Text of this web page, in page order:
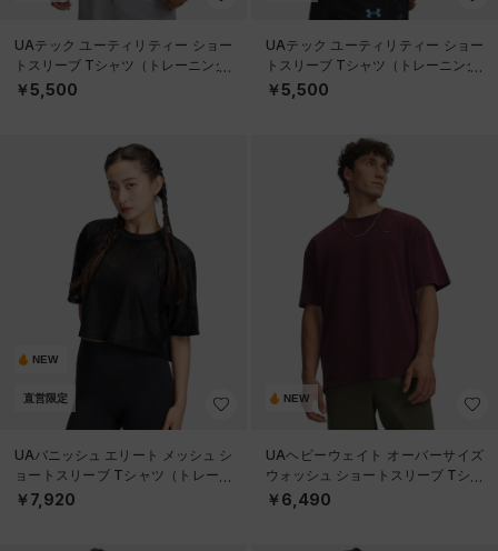
UAテック ユーティリティー ショー
トスリーブ Tシャツ（トレーニング/
MEN）
￥5,500
UAテック ユーティリティー ショー
トスリーブ Tシャツ（トレーニング/
MEN）
￥5,500
NEW
直営限定
UAバニッシュ エリート メッシュ シ
ョートスリーブ Tシャツ（トレーニ
ング/WOMEN）
￥7,920
NEW
UAヘビーウェイト オーバーサイズ
ウォッシュ ショートスリーブ Tシャ
ツ（ライフスタイル/MEN）
￥6,490